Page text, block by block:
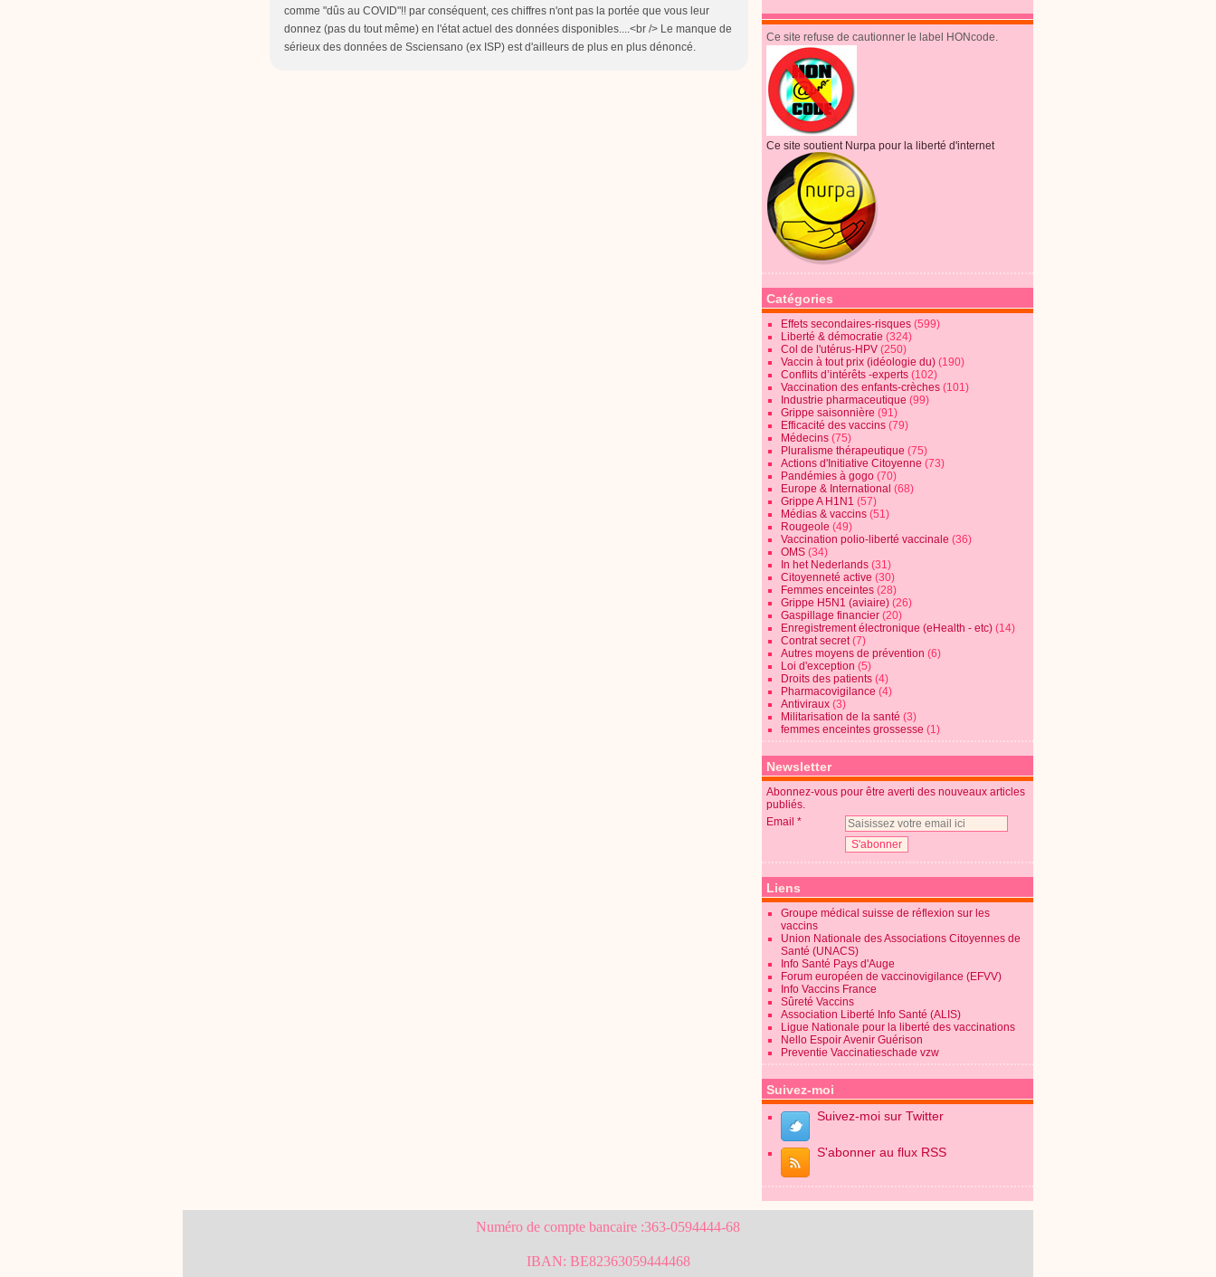
comme "dûs au COVID"!! par conséquent, ces chiffres n'ont pas la portée que vous leur
donnez (pas du tout même) en l'état actuel des données disponibles....<br /> Le manque de
sérieux des données de Ssciensano (ex ISP) est d'ailleurs de plus en plus dénoncé.
Ce site refuse de cautionner le label HONcode.
Ce site soutient Nurpa pour la liberté d'internet
Catégories
Effets secondaires-risques (599)
Liberté & démocratie (324)
Col de l'utérus-HPV (250)
Vaccin à tout prix (idéologie du) (190)
Conflits d’intérêts -experts (102)
Vaccination des enfants-crèches (101)
Industrie pharmaceutique (99)
Grippe saisonnière (91)
Efficacité des vaccins (79)
Médecins (75)
Pluralisme thérapeutique (75)
Actions d'Initiative Citoyenne (73)
Pandémies à gogo (70)
Europe & International (68)
Grippe A H1N1 (57)
Médias & vaccins (51)
Rougeole (49)
Vaccination polio-liberté vaccinale (36)
OMS (34)
In het Nederlands (31)
Citoyenneté active (30)
Femmes enceintes (28)
Grippe H5N1 (aviaire) (26)
Gaspillage financier (20)
Enregistrement électronique (eHealth - etc) (14)
Contrat secret(7)
Autres moyens de prévention (6)
Loi d'exception (5)
Droits des patients (4)
Pharmacovigilance (4)
Antiviraux (3)
Militarisation de la santé (3)
femmes enceintes grossesse (1)
Newsletter
Abonnez-vous pour être averti des nouveaux articles
publiés.
Email
Liens
Groupe médical suisse de réflexion sur les
vaccins
Union Nationale des Associations Citoyennes de
Santé (UNACS)
Info Santé Pays d'Auge
Forum européen de vaccinovigilance (EFVV)
Info Vaccins France
Sûreté Vaccins
Association Liberté Info Santé (ALIS)
Ligue Nationale pour la liberté des vaccinations
Nello Espoir Avenir Guérison
Preventie Vaccinatieschade vzw
Suivez-moi
Suivez-moi sur Twitter
S'abonner au flux RSS
Numéro de compte bancaire :363-0594444-68
IBAN: BE82363059444468